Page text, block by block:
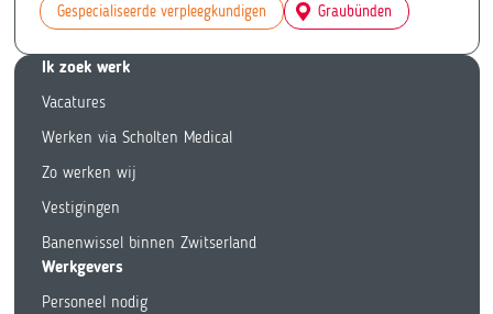
Gespecialiseerde verpleegkundigen Graubünden
Ik zoek werk
Vacatures
Werken via Scholten Medical
Zo werken wij
Vestigingen
Banenwissel binnen Zwitserland
Werkgevers
Personeel nodig